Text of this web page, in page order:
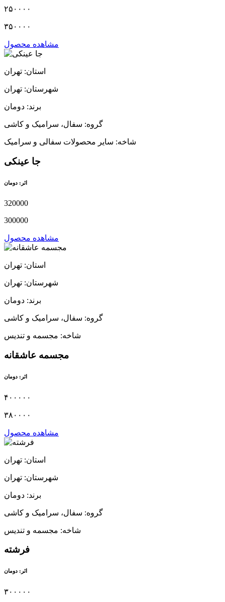
۲۵۰۰۰۰
۳۵۰۰۰۰
مشاهده محصول
استان: تهران
شهرستان: تهران
برند: دومان
گروه: سفال، سرامیک و کاشی
شاخه: سایر محصولات سفالی و سرامیک
جا عینکی
اثر: دومان
320000
300000
مشاهده محصول
استان: تهران
شهرستان: تهران
برند: دومان
گروه: سفال، سرامیک و کاشی
شاخه: مجسمه و تندیس
مجسمه عاشقانه
اثر: دومان
۴۰۰۰۰۰
۳۸۰۰۰۰
مشاهده محصول
استان: تهران
شهرستان: تهران
برند: دومان
گروه: سفال، سرامیک و کاشی
شاخه: مجسمه و تندیس
فرشته
اثر: دومان
۳۰۰۰۰۰